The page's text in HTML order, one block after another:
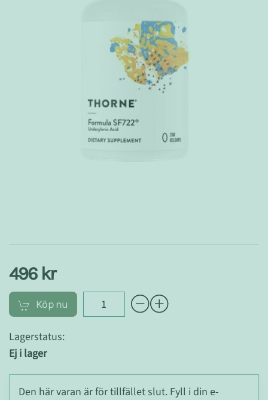
496 kr
Köp nu
Lagerstatus:
Ej i lager
Den här varan är för tillfället slut. Fyll i din e-